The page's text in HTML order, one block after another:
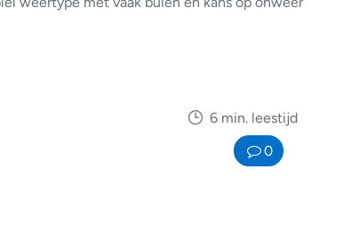
6 min. leestijd
0